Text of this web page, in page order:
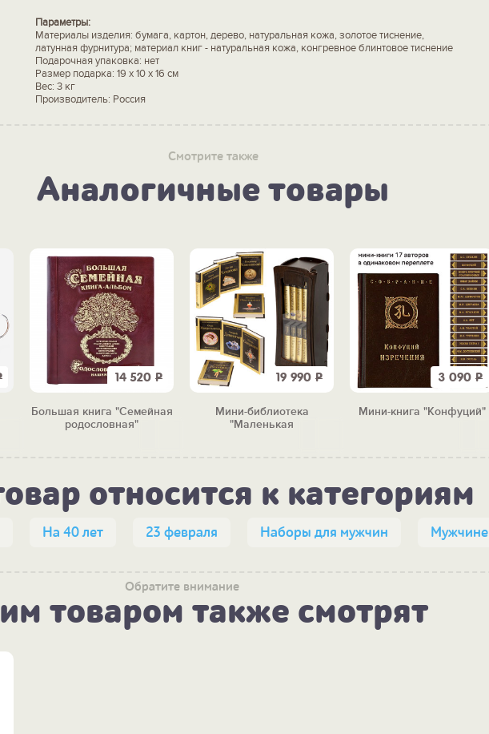
Параметры:
Материалы изделия: бумага, картон, дерево, натуральная кожа, золотое тиснение,
латунная фурнитура; материал книг - натуральная кожа, конгревное блинтовое тиснение
Подарочная упаковка: нет
Размер подарка: 19 х 10 х 16 см
Вес: 3 кг
Производитель: Россия
Смотрите также
Аналогичные товары
14 520 Р
Большая книга "Семейная
родословная"
19 990 Р
Мини-библиотека
"Маленькая
3 090 Р
Мини-книга "Конфуций"
относится к категориям
На 40 лет 23 февраля Наборы для мужчин Мужчине
Обратите внимание
товаром также смотрят